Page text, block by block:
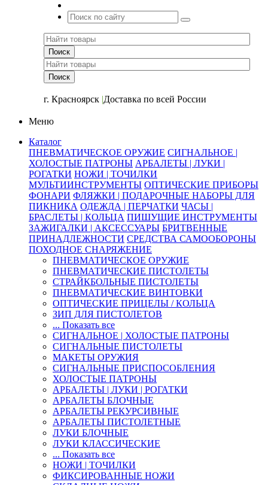
г. Красноярск |Доставка по всей России
Меню
Каталог
ПНЕВМАТИЧЕСКОЕ ОРУЖИЕ СИГНАЛЬНОЕ |
ХОЛОСТЫЕ ПАТРОНЫ АРБАЛЕТЫ | ЛУКИ |
РОГАТКИ НОЖИ | ТОЧИЛКИ
МУЛЬТИИНСТРУМЕНТЫ ОПТИЧЕСКИЕ ПРИБОРЫ
ФОНАРИ ФЛЯЖКИ | ПОДАРОЧНЫЕ НАБОРЫ ДЛЯ
ПИКНИКА ОДЕЖДА | ПЕРЧАТКИ ЧАСЫ |
БРАСЛЕТЫ | КОЛЬЦА ПИШУЩИЕ ИНСТРУМЕНТЫ
ЗАЖИГАЛКИ | АКСЕССУАРЫ БРИТВЕННЫЕ
ПРИНАДЛЕЖНОСТИ СРЕДСТВА САМООБОРОНЫ
ПОХОДНОЕ СНАРЯЖЕНИЕ
ПНЕВМАТИЧЕСКОЕ ОРУЖИЕ
ПНЕВМАТИЧЕСКИЕ ПИСТОЛЕТЫ
СТРАЙКБОЛЬНЫЕ ПИСТОЛЕТЫ
ПНЕВМАТИЧЕСКИЕ ВИНТОВКИ
ОПТИЧЕСКИЕ ПРИЦЕЛЫ / КОЛЬЦА
ЗИП ДЛЯ ПИСТОЛЕТОВ
... Показать все
СИГНАЛЬНОЕ | ХОЛОСТЫЕ ПАТРОНЫ
СИГНАЛЬНЫЕ ПИСТОЛЕТЫ
МАКЕТЫ ОРУЖИЯ
СИГНАЛЬНЫЕ ПРИСПОСОБЛЕНИЯ
ХОЛОСТЫЕ ПАТРОНЫ
АРБАЛЕТЫ | ЛУКИ | РОГАТКИ
АРБАЛЕТЫ БЛОЧНЫЕ
АРБАЛЕТЫ РЕКУРСИВНЫЕ
АРБАЛЕТЫ ПИСТОЛЕТНЫЕ
ЛУКИ БЛОЧНЫЕ
ЛУКИ КЛАССИЧЕСКИЕ
... Показать все
НОЖИ | ТОЧИЛКИ
ФИКСИРОВАННЫЕ НОЖИ